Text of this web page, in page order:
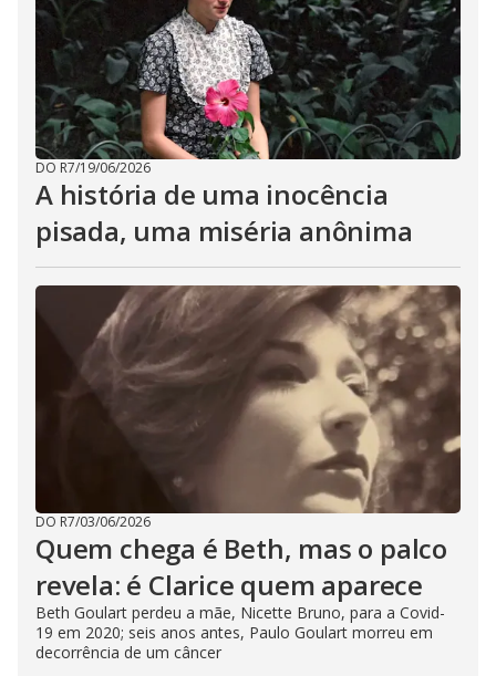
DO R7/19/06/2026
A história de uma inocência
pisada, uma miséria anônima
DO R7/03/06/2026
Quem chega é Beth, mas o palco
revela: é Clarice quem aparece
Beth Goulart perdeu a mãe, Nicette Bruno, para a Covid-
19 em 2020; seis anos antes, Paulo Goulart morreu em
decorrência de um câncer